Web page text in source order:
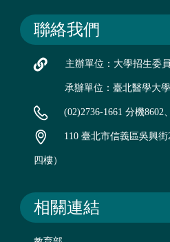
聯絡我們
主辦單位：大學招生委
承辦單位：臺北醫學大學
(02)2736-1661 分機8602
110 臺北市信義區吳興
四樓）
相關連結